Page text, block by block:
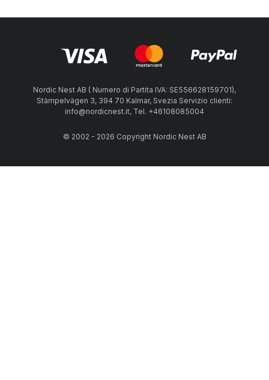
Nordic Nest AB ( Numero di Partita IVA: SE556628159701),
Stämpelvägen 3, 394 70 Kalmar, Svezia Servizio clienti:
info@nordicnest.it, Tel. +46108085004
© 2002 - 2026 Copyright Nordic Nest AB